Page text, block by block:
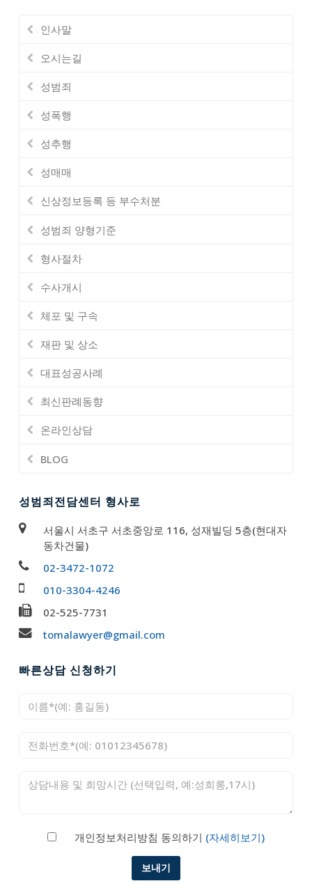
인사말
오시는길
성범죄
성폭행
성추행
성매매
신상정보등록 등 부수처분
성범죄 양형기준
형사절차
수사개시
체포 및 구속
재판 및 상소
대표성공사례
최신판례동향
온라인상담
BLOG
성범죄전담센터 형사로
서울시 서초구 서초중앙로 116, 성재빌딩 5층(현대자
동차건물)
02-3472-1072
010-3304-4246
02-525-7731
tomalawyer@gmail.com
빠른상담 신청하기
개인정보처리방침 동의하기 (자세히보기)